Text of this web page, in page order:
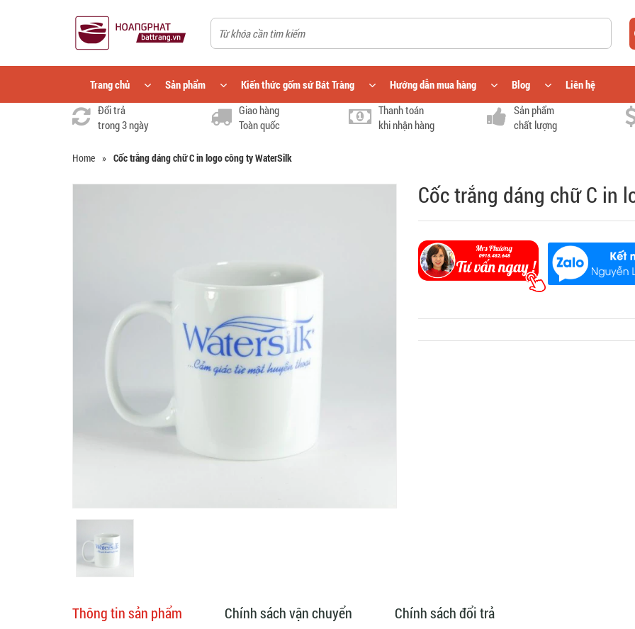
Trang chủ Sản phẩm Kiến thức gốm sứ Bát Tràng Hướng dẫn mua hàng Blog
Liên hệ
Đổi trả
trong 3 ngày
Giao hàng
Toàn quốc
Thanh toán
khi nhận hàng
Sản phẩm
chất lượng
Home » Cốc trắng dáng chữ C in logo công ty WaterSilk
Cốc trắng dáng chữ C in
Thông tin sản phẩm Chính sách vận chuyển Chính sách đổi trả